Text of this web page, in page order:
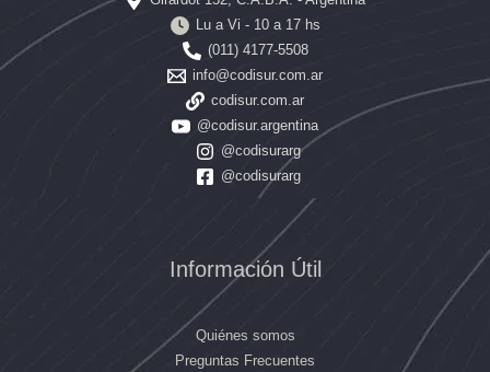
Lu a Vi - 10 a 17 hs
(011) 4177-5508
info@codisur.com.ar
codisur.com.ar
@codisur.argentina
@codisurarg
@codisurarg
Información Útil
Quiénes somos
Preguntas Frecuentes